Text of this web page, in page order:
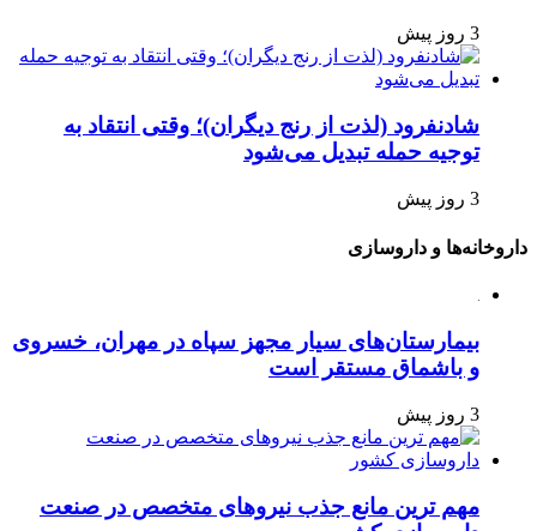
3 روز پیش
شادنفرود (لذت از رنج دیگران)؛ وقتی انتقاد به
توجیه حمله تبدیل می‌شود
3 روز پیش
داروخانه‌ها و داروسازی
بیمارستان‌های سیار مجهز سپاه در مهران، خسروی
و باشماق مستقر است
3 روز پیش
مهم ترین مانع جذب نیروهای متخصص در صنعت